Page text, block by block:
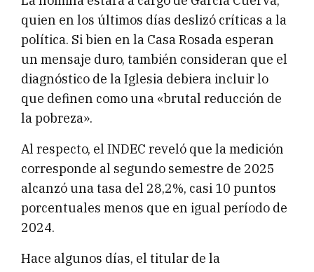
quien en los últimos días deslizó críticas a la
política. Si bien en la Casa Rosada esperan
un mensaje duro, también consideran que el
diagnóstico de la Iglesia debiera incluir lo
que definen como una «brutal reducción de
la pobreza».
Al respecto, el INDEC reveló que la medición
corresponde al segundo semestre de 2025
alcanzó una tasa del 28,2%, casi 10 puntos
porcentuales menos que en igual período de
2024.
Hace algunos días, el titular de la